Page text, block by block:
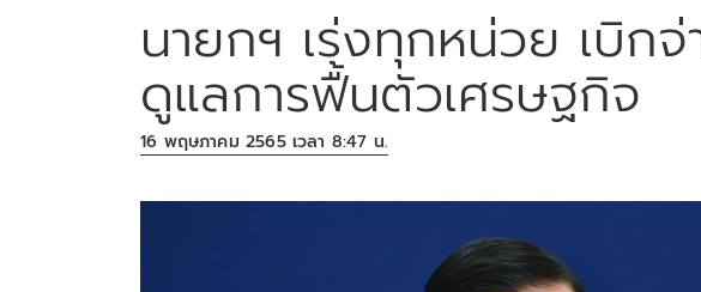
นายกฯ เร่งทุกหน่วย เบิก
ดูแลการฟื้นตัวเศรษฐกิจ
16 พฤษภาคม 2565 เวลา 8:47 น.